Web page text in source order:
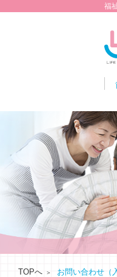
福
TOPへ お問い合わせ（